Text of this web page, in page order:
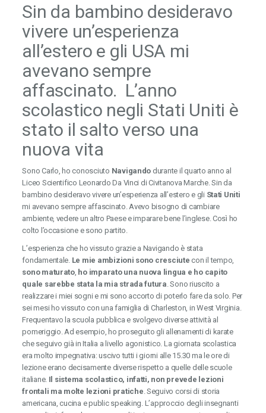
Sin da bambino desideravo
vivere un’esperienza
all’estero e gli USA mi
avevano sempre
affascinato. L’anno
scolastico negli Stati Uniti è
stato il salto verso una
nuova vita
Sono Carlo, ho conosciuto Navigando durante il quarto anno al
Liceo Scientifico Leonardo Da Vinci di Civitanova Marche. Sin da
bambino desideravo vivere un’esperienza all’estero e gli Stati Uniti
mi avevano sempre affascinato. Avevo bisogno di cambiare
ambiente, vedere un altro Paese e imparare bene l’inglese. Così ho
colto l’occasione e sono partito.
L’esperienza che ho vissuto grazie a Navigando è stata
fondamentale. Le mie ambizioni sono cresciutecon il tempo,
sono maturato, ho imparato una nuova lingua e ho capito
quale sarebbe stata la mia strada futura . Sono riuscito a
realizzare i miei sogni e mi sono accorto di poterlo fare da solo. Per
sei mesi ho vissuto con una famiglia di Charleston, in West Virginia.
Frequentavo la scuola pubblica e svolgevo diverse attività al
pomeriggio. Ad esempio, ho proseguito gli allenamenti di karate
che seguivo già in Italia a livello agonistico. La giornata scolastica
era molto impegnativa: uscivo tutti i giorni alle 15.30 ma le ore di
lezione erano decisamente diverse rispetto a quelle delle scuole
italiane. Il sistema scolastico, infatti, non prevede lezioni
frontali ma molte lezioni pratiche . Seguivo corsi di storia
americana, cucina e public speaking. L’approccio degli insegnanti